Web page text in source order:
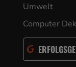
Umwelt
Computer